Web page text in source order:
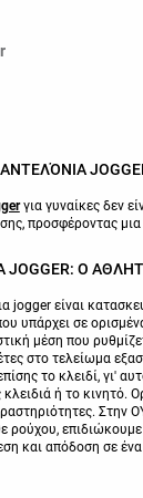
για γυναίκες δεν
προσφέροντας
Ο
jogger είναι
υπάρχει σε
μέση που
στο τελείωμα
το κλειδί, γι'
ή το κινητό.
Στην
ρούχου,
και απόδοση σε